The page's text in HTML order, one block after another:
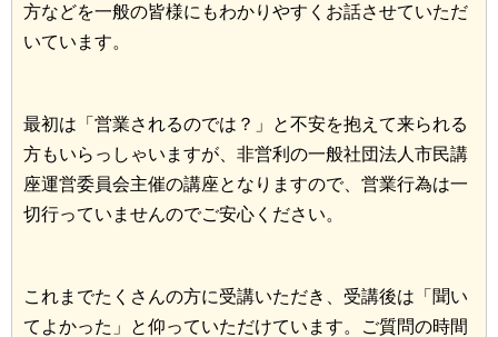
方などを一般の皆様にもわかりやすくお話させていただ
いています。
最初は「営業されるのでは？」と不安を抱えて来られる
方もいらっしゃいますが、非営利の一般社団法人市民講
座運営委員会主催の講座となりますので、営業行為は一
切行っていませんのでご安心ください。
これまでたくさんの方に受講いただき、受講後は「聞い
てよかった」と仰っていただけています。ご質問の時間